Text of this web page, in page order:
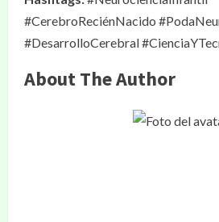
#CerebroReciénNacido
#DesarrolloCerebral
About The Author